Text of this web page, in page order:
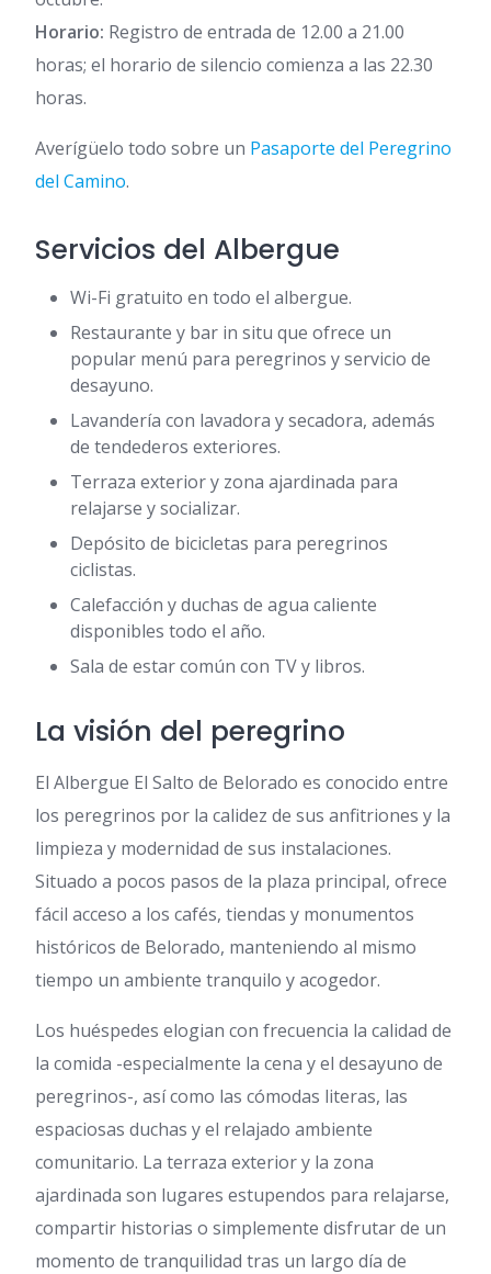
Horario: Registro de entrada de 12.00 a 21.00
horas; el horario de silencio comienza a las 22.30
horas.
Averígüelo todo sobre un Pasaporte del Peregrino
del Camino.
Servicios del Albergue
Wi-Fi gratuito en todo el albergue.
Restaurante y bar in situ que ofrece un
popular menú para peregrinos y servicio de
desayuno.
Lavandería con lavadora y secadora, además
de tendederos exteriores.
Terraza exterior y zona ajardinada para
relajarse y socializar.
Depósito de bicicletas para peregrinos
ciclistas.
Calefacción y duchas de agua caliente
disponibles todo el año.
Sala de estar común con TV y libros.
La visión del peregrino
El Albergue El Salto de Belorado es conocido entre
los peregrinos por la calidez de sus anfitriones y la
limpieza y modernidad de sus instalaciones.
Situado a pocos pasos de la plaza principal, ofrece
fácil acceso a los cafés, tiendas y monumentos
históricos de Belorado, manteniendo al mismo
tiempo un ambiente tranquilo y acogedor.
Los huéspedes elogian con frecuencia la calidad de
la comida -especialmente la cena y el desayuno de
peregrinos-, así como las cómodas literas, las
espaciosas duchas y el relajado ambiente
comunitario. La terraza exterior y la zona
ajardinada son lugares estupendos para relajarse,
compartir historias o simplemente disfrutar de un
momento de tranquilidad tras un largo día de